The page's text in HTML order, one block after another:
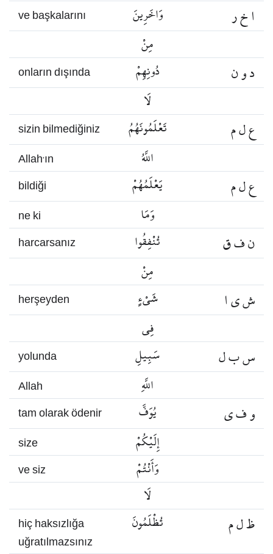
ve başkalarını وَاخَرِينَ ا خ ر
مِنْ
onların dışında دُونِهِمْ د و ن
لَا
sizin bilmediğiniz تَعْلَمُونَهُمُ ع ل م
Allah’ın اللَّهُ
bildiği يَعْلَمُهُمْ ع ل م
ne ki وَمَا
harcarsanız تُنْفِقُوا ن ف ق
مِنْ
herşeyden شَيْءٍ ش ي ا
فِي
yolunda سَبِيلِ س ب ل
Allah اللَّهِ
tam olarak ödenir يُوَفَّ و ف ي
size إِلَيْكُمْ
ve siz
وَأَنْتُمْ
لَا
hiç haksızlığa
uğratılmazsınız
تُظْلَمُونَ ظ ل م